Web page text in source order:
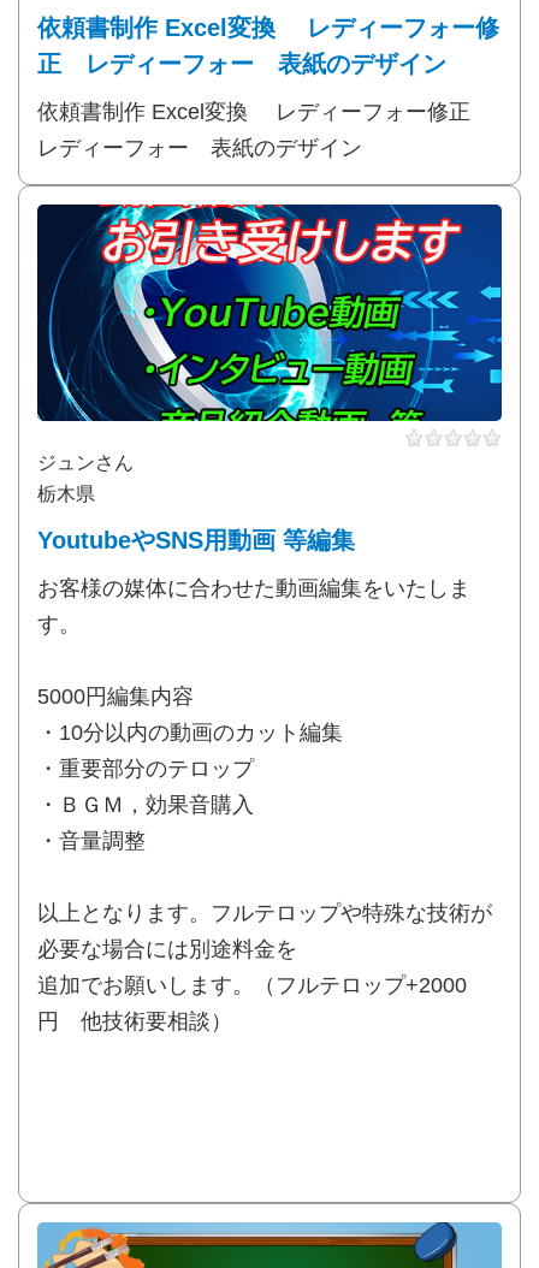
依頼書制作 Excel変換 レディーフォー修
正 レディーフォー 表紙のデザイン
依頼書制作 Excel変換 レディーフォー修正
レディーフォー 表紙のデザイン
ジュンさん
栃木県
YoutubeやSNS用動画 等編集
お客様の媒体に合わせた動画編集をいたしま
す。
5000円編集内容
・10分以内の動画のカット編集
・重要部分のテロップ
・ＢＧＭ，効果音購入
・音量調整
以上となります。フルテロップや特殊な技術が
必要な場合には別途料金を
追加でお願いします。（フルテロップ+2000
円 他技術要相談）